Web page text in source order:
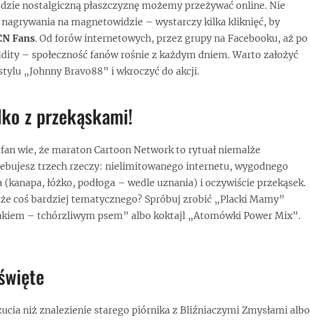
nostalgiczną płaszczyznę możemy przeżywać online. Nie
na magnetowidzie – wystarczy kilka kliknięć, by
Fans. Od forów internetowych, przez grupy na Facebooku, aż po
– społeczność fanów rośnie z każdym dniem. Warto założyć
„Johnny Bravo88” i wkroczyć do akcji.
z przekąskami!
wie, że maraton Cartoon Network to rytuał niemalże
trzech rzeczy: nielimitowanego internetu, wygodnego
łóżko, podłoga – wedle uznania) i oczywiście przekąsek.
coś bardziej tematycznego? Spróbuj zrobić „Placki Mamy”
– tchórzliwym psem” albo koktajl „Atomówki Power Mix”.
niż znalezienie starego piórnika z Bliźniaczymi Zmysłami albo